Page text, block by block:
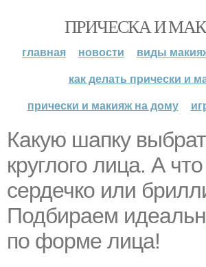
ПРИЧЕСКА И
главная новости
виды
как делать прически и
прически и макияж на дому
Какую шапку
круглого лица. А
сердечко или
Подбираем
по форме лица!